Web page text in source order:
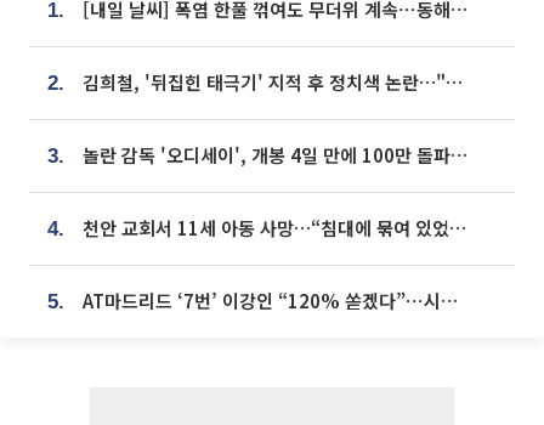
1. [내일 날씨] 폭염 한풀 꺾여도 무더위 계속⋯동해안 이틀 연속 비
2. 김희철, '뒤집힌 태극기' 지적 후 정치색 논란…"좌우 떠나 우리나라 국기"
3. 놀란 감독 '오디세이', 개봉 4일 만에 100만 돌파⋯'왕사남' 보다 빠르다
4. 천안 교회서 11세 아동 사망…“침대에 묶여 있었다” 진술 확보
5. AT마드리드 ‘7번’ 이강인 “120% 쏟겠다”⋯시메오네 감독 “필요한 선수”